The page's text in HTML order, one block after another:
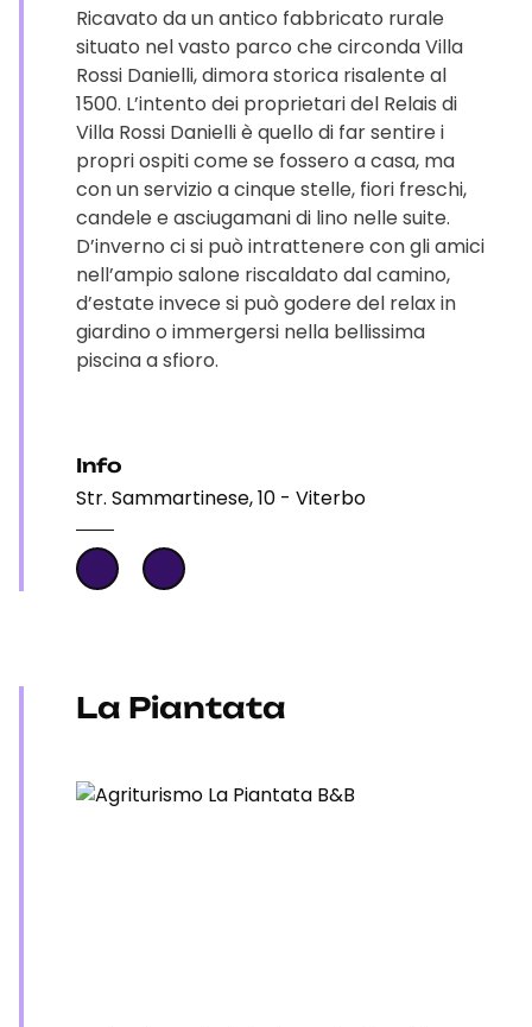
Ricavato da un antico fabbricato rurale
situato nel vasto parco che circonda Villa
Rossi Danielli, dimora storica risalente al
1500. L’intento dei proprietari del Relais di
Villa Rossi Danielli è quello di far sentire i
propri ospiti come se fossero a casa, ma
con un servizio a cinque stelle, fiori freschi,
candele e asciugamani di lino nelle suite.
D’inverno ci si può intrattenere con gli amici
nell’ampio salone riscaldato dal camino,
d’estate invece si può godere del relax in
giardino o immergersi nella bellissima
piscina a sfioro.
Info
Str. Sammartinese, 10 - Viterbo
La Piantata